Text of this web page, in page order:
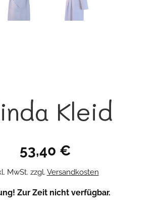
Kleid
53,40 €
MwSt. zzgl. Versandkosten
Zur Zeit nicht verfügbar.